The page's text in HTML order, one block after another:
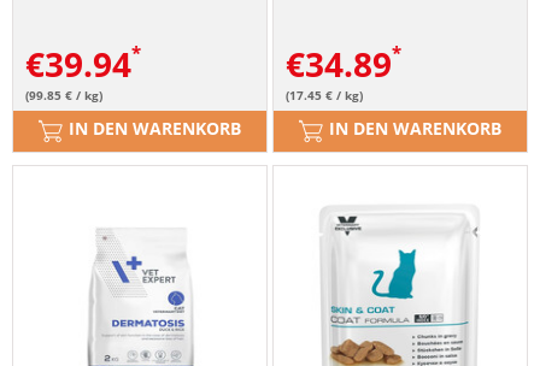
€39.94
(99.85 € / kg)
IN DEN WARENKORB
€34.89
(17.45 € / kg)
IN DEN WARENKORB